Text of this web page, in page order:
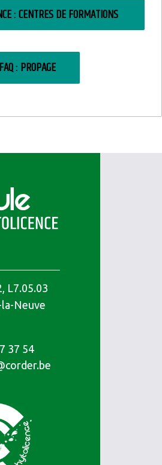
: CENTRES DE FORMATIONS
FAQ : PROPAGE
L7.05.03
Neuve
37 54